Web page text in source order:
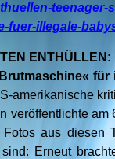
teenager-
fuer-illegale-
für
amerikanische
veröffentlichte am
aus diesen
Erneut